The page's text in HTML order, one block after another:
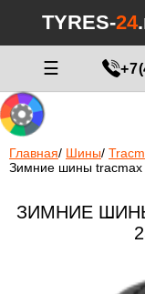
TYRES-24
☰
Главная/ Шины/
Зимние шины tracmax
ЗИМНИЕ ШИНЫ